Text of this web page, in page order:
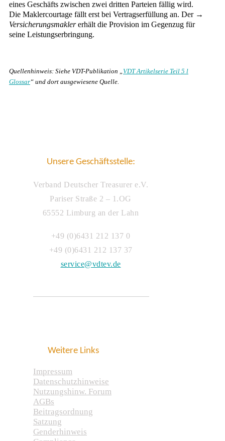
eines Geschäfts zwischen zwei dritten Parteien fällig wird.
Die Maklercourtage fällt erst bei Vertragserfüllung an. Der →
Versicherungsmaklererhält die Provision im Gegenzug für
seine Leistungserbringung.
Quellenhinweis: Siehe VDT-Publikation „VDT Artikelserie Teil 5 l
Glossar“ und dort ausgewiesene Quelle.
Unsere Geschäftsstelle:
Verband Deutscher Treasurer e.V.
Pariser Straße 2 – 1.OG
65552 Limburg an der Lahn
+49 (0)6431 212 137 0
+49 (0)6431 212 137 37
service@vdtev.de
Weitere Links
Impressum
Datenschutzhinweise
Nutzungshinw. Forum
AGBs
Beitragsordnung
Satzung
Genderhinweis